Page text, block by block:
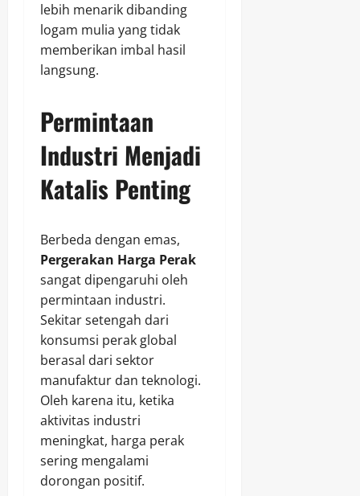
lebih menarik dibanding
logam mulia yang tidak
memberikan imbal hasil
langsung.
Permintaan
Industri Menjadi
Katalis Penting
Berbeda dengan emas,
Pergerakan Harga Perak
sangat dipengaruhi oleh
permintaan industri.
Sekitar setengah dari
konsumsi perak global
berasal dari sektor
manufaktur dan teknologi.
Oleh karena itu, ketika
aktivitas industri
meningkat, harga perak
sering mengalami
dorongan positif.